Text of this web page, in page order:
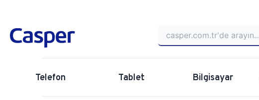
Telefon Tablet Bilgisayar